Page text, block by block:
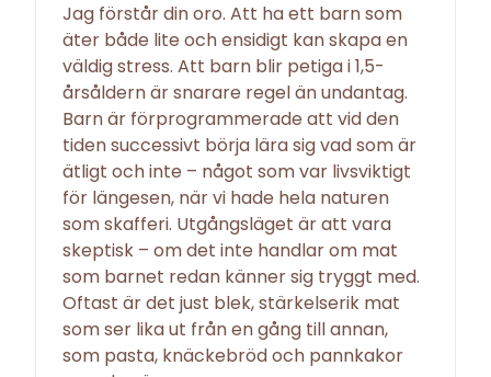
Jag förstår din oro. Att ha ett barn som
äter både lite och ensidigt kan skapa en
väldig stress. Att barn blir petiga i 1,5-
årsåldern är snarare regel än undantag.
Barn är förprogrammerade att vid den
tiden successivt börja lära sig vad som är
ätligt och inte – något som var livsviktigt
för längesen, när vi hade hela naturen
som skafferi. Utgångsläget är att vara
skeptisk – om det inte handlar om mat
som barnet redan känner sig tryggt med.
Oftast är det just blek, stärkelserik mat
som ser lika ut från en gång till annan,
som pasta, knäckebröd och pannkakor